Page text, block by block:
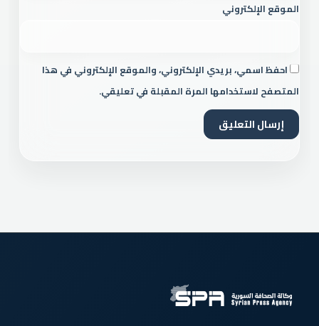
الموقع الإلكتروني
احفظ اسمي، بريدي الإلكتروني، والموقع الإلكتروني في هذا
المتصفح لاستخدامها المرة المقبلة في تعليقي.